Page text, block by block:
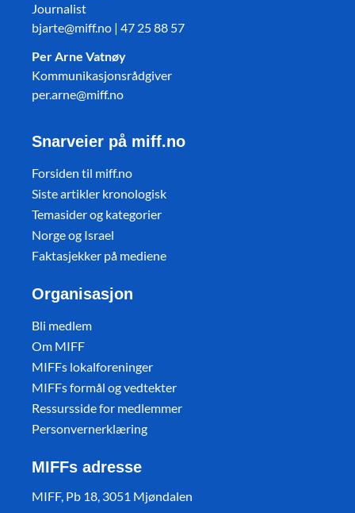
Journalist
bjarte@miff.no | 47 25 88 57
Per Arne Vatnøy
Kommunikasjonsrådgiver
per.arne@miff.no
Snarveier på miff.no
Forsiden til miff.no
Siste artikler kronologisk
Temasider og kategorier
Norge og Israel
Faktasjekker på mediene
Organisasjon
Bli medlem
Om MIFF
MIFFs lokalforeninger
MIFFs formål og vedtekter
Ressursside for medlemmer
Personvernerklæring
MIFFs adresse
MIFF, Pb 18, 3051 Mjøndalen